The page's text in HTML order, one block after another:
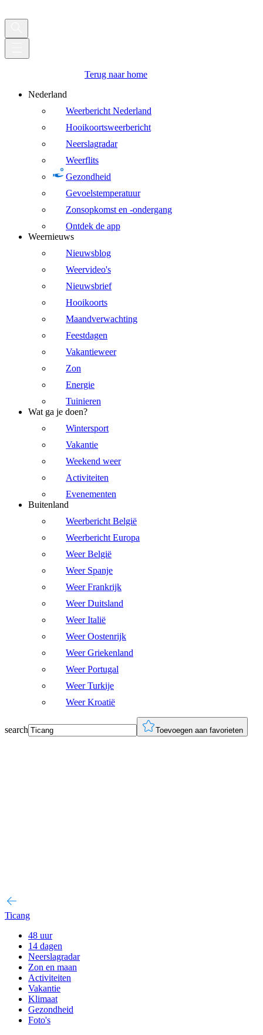
Terug naar home
Nederland
Weerbericht Nederland
Hooikoortsweerbericht
Neerslagradar
Weerflits
Gezondheid
Gevoelstemperatuur
Zonsopkomst en -ondergang
Ontdek de app
Weernieuws
Nieuwsblog
Weervideo's
Nieuwsbrief
Hooikoorts
Maandverwachting
Feestdagen
Vakantieweer
Zon
Energie
Tuinieren
Wat ga je doen?
Wintersport
Vakantie
Weekend weer
Activiteiten
Evenementen
Buitenland
Weerbericht België
Weerbericht Europa
Weer België
Weer Spanje
Weer Frankrijk
Weer Duitsland
Weer Italië
Weer Oostenrijk
Weer Griekenland
Weer Portugal
Weer Turkije
Weer Kroatië
search Toevoegen aan favorieten
Ticang
48 uur
14 dagen
Neerslagradar
Zon en maan
Activiteiten
Vakantie
Klimaat
Gezondheid
Foto's